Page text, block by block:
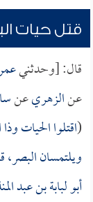
قتل حيات
قال: [وحدثني
عنالزهريعن
(اقتلوا الحيات
ويلتمسان البصر،
أبو لبابة بن عبد